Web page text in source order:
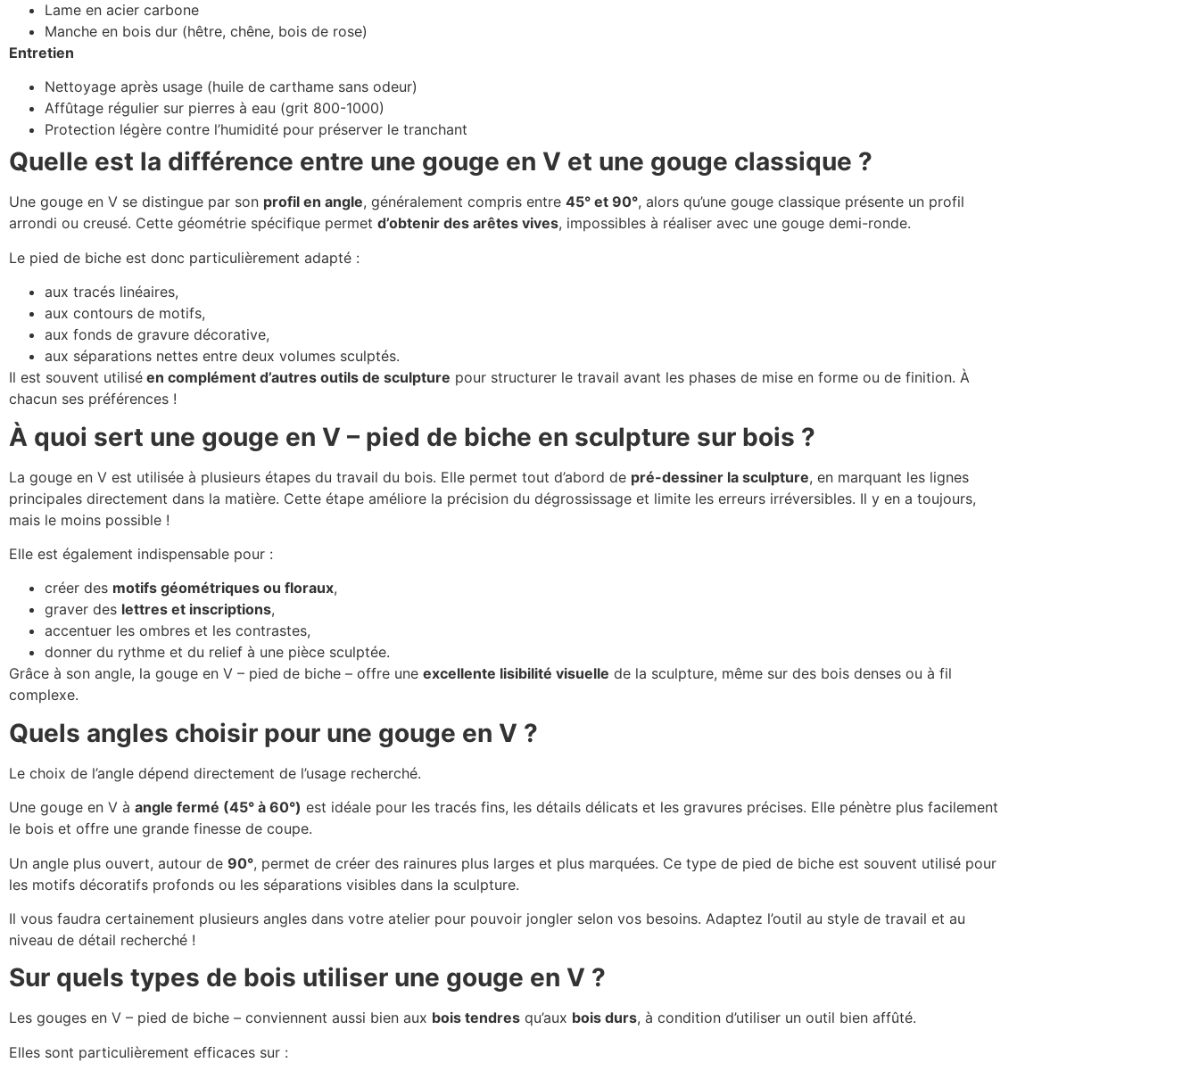
Lame en acier carbone
Manche en bois dur (hêtre, chêne, bois de rose)
Entretien
Nettoyage après usage (huile de carthame sans odeur)
Affûtage régulier sur pierres à eau (grit 800-1000)
Protection légère contre l’humidité pour préserver le tranchant
Quelle est la différence entre une gouge en V et une gouge classique ?
Une gouge en V se distingue par son profil en angle, généralement compris entre 45° et 90°, alors qu’une gouge classique présente un profil
arrondi ou creusé. Cette géométrie spécifique permet d’obtenir des arêtes vives, impossibles à réaliser avec une gouge demi-ronde.
Le pied de biche est donc particulièrement adapté :
aux tracés linéaires,
aux contours de motifs,
aux fonds de gravure décorative,
aux séparations nettes entre deux volumes sculptés.
Il est souvent utilisé en complément d’autres outils de sculpture pour structurer le travail avant les phases de mise en forme ou de finition. À
chacun ses préférences !
À quoi sert une gouge en V – pied de biche en sculpture sur bois ?
La gouge en V est utilisée à plusieurs étapes du travail du bois. Elle permet tout d’abord de pré-dessiner la sculpture, en marquant les lignes
principales directement dans la matière. Cette étape améliore la précision du dégrossissage et limite les erreurs irréversibles. Il y en a toujours,
mais le moins possible !
Elle est également indispensable pour :
créer des motifs géométriques ou floraux,
graver des lettres et inscriptions,
accentuer les ombres et les contrastes,
donner du rythme et du relief à une pièce sculptée.
Grâce à son angle, la gouge en V – pied de biche – offre une excellente lisibilité visuelle de la sculpture, même sur des bois denses ou à fil
complexe.
Quels angles choisir pour une gouge en V ?
Le choix de l’angle dépend directement de l’usage recherché.
Une gouge en V à angle fermé (45° à 60°) est idéale pour les tracés fins, les détails délicats et les gravures précises. Elle pénètre plus facilement
le bois et offre une grande finesse de coupe.
Un angle plus ouvert, autour de 90°, permet de créer des rainures plus larges et plus marquées. Ce type de pied de biche est souvent utilisé pour
les motifs décoratifs profonds ou les séparations visibles dans la sculpture.
Il vous faudra certainement plusieurs angles dans votre atelier pour pouvoir jongler selon vos besoins. Adaptez l’outil au style de travail et au
niveau de détail recherché !
Sur quels types de bois utiliser une gouge en V ?
Les gouges en V – pied de biche – conviennent aussi bien aux bois tendres qu’aux bois durs, à condition d’utiliser un outil bien affûté.
Elles sont particulièrement efficaces sur :